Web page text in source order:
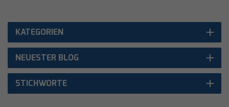
KATEGORIEN
NEUESTER BLOG
STICHWORTE